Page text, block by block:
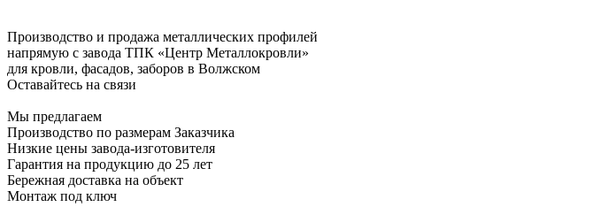
Производство и продажа металлических профилей
напрямую с завода ТПК «Центр Металлокровли»
для кровли, фасадов, заборов в Волжском
Оставайтесь на связи
Мы предлагаем
Производство по размерам Заказчика
Низкие цены завода-изготовителя
Гарантия на продукцию до 25 лет
Бережная доставка на объект
Монтаж под ключ